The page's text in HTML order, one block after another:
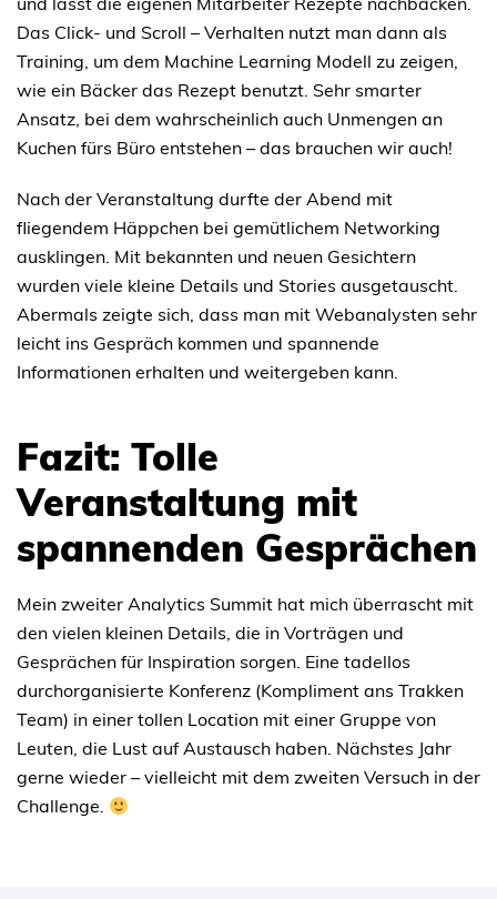
Das Click- und Scroll – Verhalten nutzt man dann als
Training, um dem Machine Learning Modell zu zeigen,
wie ein Bäcker das Rezept benutzt. Sehr smarter
Ansatz, bei dem wahrscheinlich auch Unmengen an
Kuchen fürs Büro entstehen – das brauchen wir auch!
Nach der Veranstaltung durfte der Abend mit
fliegendem Häppchen bei gemütlichem Networking
ausklingen. Mit bekannten und neuen Gesichtern
wurden viele kleine Details und Stories ausgetauscht.
Abermals zeigte sich, dass man mit Webanalysten sehr
leicht ins Gespräch kommen und spannende
Informationen erhalten und weitergeben kann.
Fazit: Tolle
Veranstaltung mit
spannenden Gesprächen
Mein zweiter Analytics Summit hat mich überrascht mit
den vielen kleinen Details, die in Vorträgen und
Gesprächen für Inspiration sorgen. Eine tadellos
durchorganisierte Konferenz (Kompliment ans Trakken
Team) in einer tollen Location mit einer Gruppe von
Leuten, die Lust auf Austausch haben. Nächstes Jahr
gerne wieder – vielleicht mit dem zweiten Versuch in der
Challenge.